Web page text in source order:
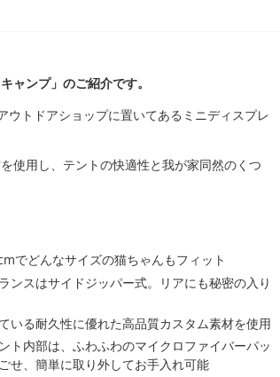
ャンプ」のご紹介です。
ウトドアショップに置いてあるミニディスプレ
使用し、テントの快適性と我が家同然のくつ
でどんなサイズの猫ちゃんもフィット
ンスはサイドジッパー式。リアにも秘密の入り
いる耐久性に優れた高品質カスタム素材を使用
ト内部は、ふわふわのマイクロファイバーパッ
せ、簡単に取り外してお手入れ可能